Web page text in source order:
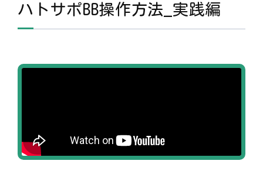
ハトサポBB操作方法_実践編